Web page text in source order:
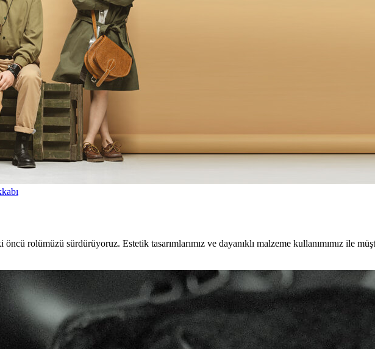
rolümüzü sürdürüyoruz. Estetik tasarımlarımız ve dayanıklı malzeme kullanımımız ile